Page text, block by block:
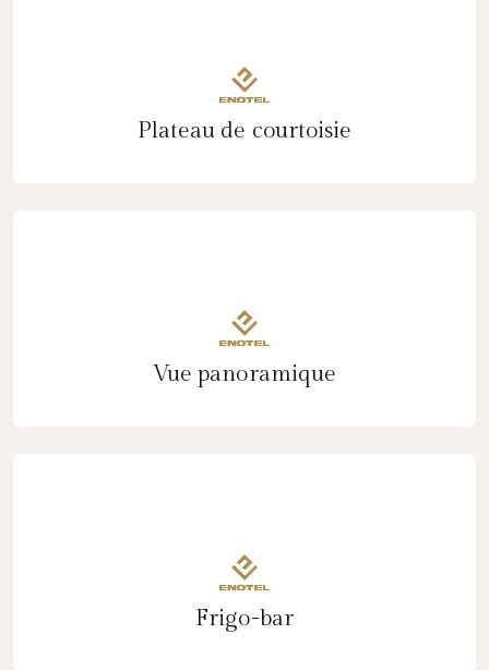
Plateau de courtoisie
Vue panoramique
Frigo-bar